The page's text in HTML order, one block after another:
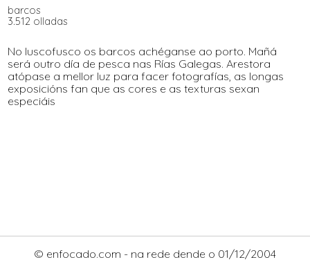
barcos
3.512 olladas
No luscofusco os barcos achéganse ao porto. Mañá
será outro día de pesca nas Rías Galegas. Arestora
atópase a mellor luz para facer fotografías, as longas
exposicións fan que as cores e as texturas sexan
especiáis
© enfocado.com - na rede dende o 01/12/2004